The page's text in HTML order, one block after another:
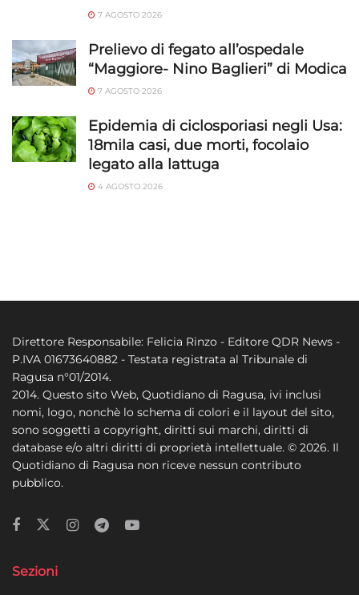
7 AGOSTO 2026
Prelievo di fegato all’ospedale
“Maggiore- Nino Baglieri” di Modica
7 AGOSTO 2026
Epidemia di ciclosporiasi negli Usa:
18mila casi, due morti, focolaio
legato alla lattuga
4 AGOSTO 2026
Direttore Responsabile: Felicia Rinzo - Editore QDR News -
P.IVA 01673640882 - Testata registrata al Tribunale di
Ragusa n°01/2014.
2014. Questo sito Web, Quotidiano di Ragusa, ivi inclusi
nomi, logo, nonchè lo schema di colori e il layout del sito,
sono soggetti a copyright, diritti sui marchi, diritti di
database e/o altri diritti di proprietà intellettuale. © 2026. Il
Quotidiano di Ragusa non riceve nessun contributo
pubblico.
Sezioni